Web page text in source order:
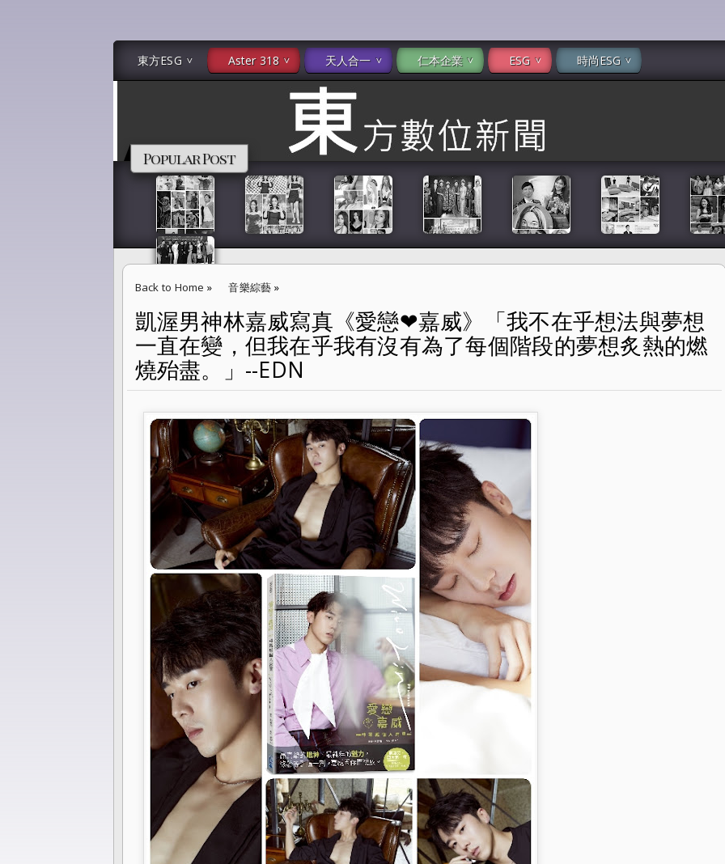
東方ESG Aster 318 天人合一 仁本企業 ESG 時尚ESG
Popular Post
Back to Home » 音樂綜藝 »
凱渥男神林嘉威寫真《愛戀❤嘉威》「我不在乎想法與夢想一直在變，但我在乎我有沒有為了每個階段的夢
想炙熱的燃燒殆盡。」--EDN
凱渥男神林嘉威寫真《愛戀❤嘉威》「我不在乎想法與夢想
一直在變，但我在乎我有沒有為了每個階段的夢想炙熱的燃
燒殆盡。」--EDN